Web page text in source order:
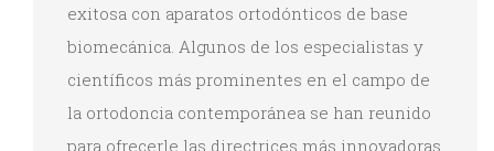
exitosa con aparatos ortodónticos de base
biomecánica. Algunos de los especialistas y
científicos más prominentes en el campo de
la ortodoncia contemporánea se han reunido
para ofrecerle las directrices más innovadoras